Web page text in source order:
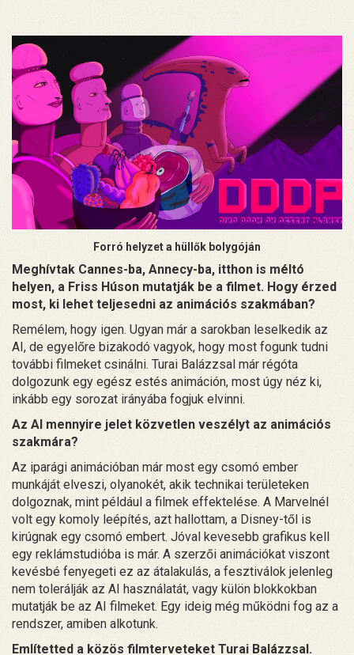
Forró helyzet a hüllők bolygóján
Meghívtak Cannes-ba, Annecy-ba, itthon is méltó
helyen, a Friss Húson mutatják be a filmet. Hogy érzed
most, ki lehet teljesedni az animációs szakmában?
Remélem, hogy igen. Ugyan már a sarokban leselkedik az
AI, de egyelőre bizakodó vagyok, hogy most fogunk tudni
további filmeket csinálni. Turai Balázzsal már régóta
dolgozunk egy egész estés animáción, most úgy néz ki,
inkább egy sorozat irányába fogjuk elvinni.
Az AI mennyire jelet közvetlen veszélyt az animációs
szakmára?
Az iparági animációban már most egy csomó ember
munkáját elveszi, olyanokét, akik technikai területeken
dolgoznak, mint például a filmek effektelése. A Marvelnél
volt egy komoly leépítés, azt hallottam, a Disney-től is
kirúgnak egy csomó embert. Jóval kevesebb grafikus kell
egy reklámstudióba is már. A szerzői animációkat viszont
kevésbé fenyegeti ez az átalakulás, a fesztiválok jelenleg
nem tolerálják az AI használatát, vagy külön blokkokban
mutatják be az AI filmeket. Egy ideig még működni fog az a
rendszer, amiben alkotunk.
Említetted a közös filmterveteket Turai Balázzsal.